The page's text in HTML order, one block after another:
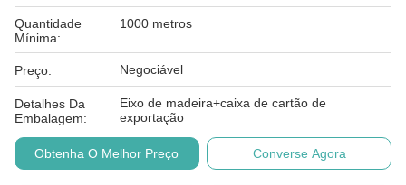
Quantidade
Mínima:
1000 metros
Preço: Negociável
Detalhes Da
Embalagem:
Eixo de madeira+caixa de cartão de
exportação
Obtenha O Melhor Preço Converse Agora